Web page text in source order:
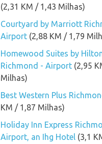
(2,31 KM / 1,43 Milhas)
Courtyard by Marriott
Airport (2,88 KM / 1,79
Homewood Suites by
Richmond - Airport (2,95
Milhas)
Best Western Plus
KM / 1,87 Milhas)
Holiday Inn Express
Airport, an Ihg Hotel (3,1